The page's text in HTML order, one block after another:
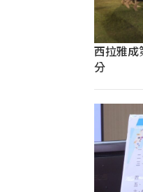
西拉雅成
分